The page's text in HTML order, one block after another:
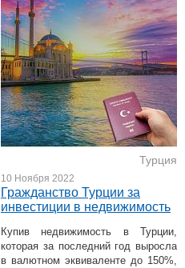
Турция
10 Ноября 2022
Гражданство Турции за
инвестиции в недвижимость
Купив недвижимость в Турции,
которая за последний год выросла
в валютном эквиваленте до 150%,